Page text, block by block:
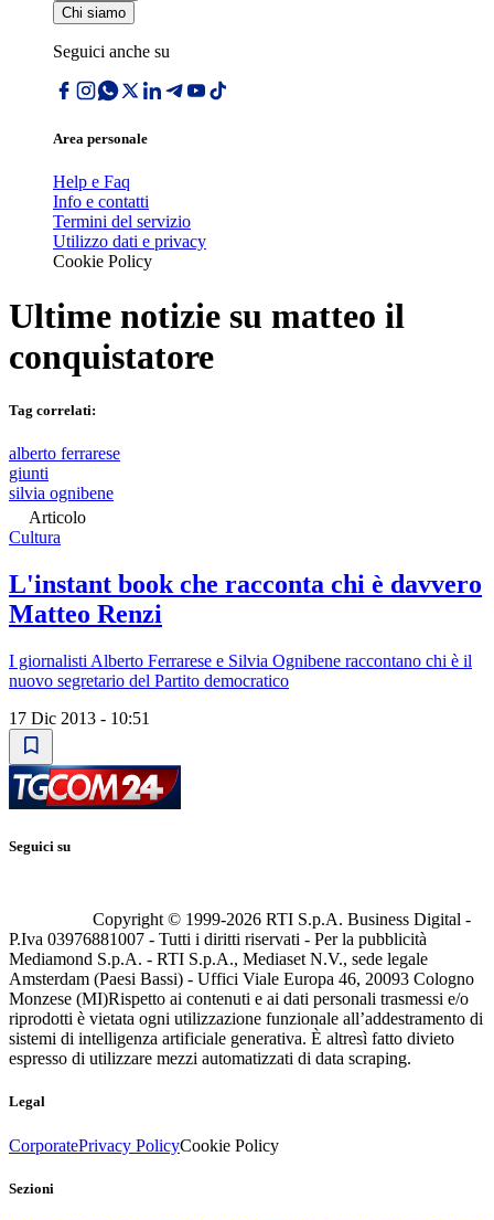
Chi siamo
Seguici anche su
Area personale
Help e Faq
Info e contatti
Termini del servizio
Utilizzo dati e privacy
Cookie Policy
Ultime notizie su matteo il
conquistatore
Tag correlati:
alberto ferrarese
giunti
silvia ognibene
Articolo
Cultura
L'instant book che racconta chi è davvero
Matteo Renzi
I giornalisti Alberto Ferrarese e Silvia Ognibene raccontano chi è il
nuovo segretario del Partito democratico
17 Dic 2013 - 10:51
Seguici su
Copyright © 1999-2026 RTI S.p.A. Business Digital -
P.Iva 03976881007 - Tutti i diritti riservati - Per la pubblicità
Mediamond S.p.A. - RTI S.p.A., Mediaset N.V., sede legale
Amsterdam (Paesi Bassi) - Uffici Viale Europa 46, 20093 Cologno
Monzese (MI)Rispetto ai contenuti e ai dati personali trasmessi e/o
riprodotti è vietata ogni utilizzazione funzionale all’addestramento di
sistemi di intelligenza artificiale generativa. È altresì fatto divieto
espresso di utilizzare mezzi automatizzati di data scraping.
Legal
CorporatePrivacy PolicyCookie Policy
Sezioni